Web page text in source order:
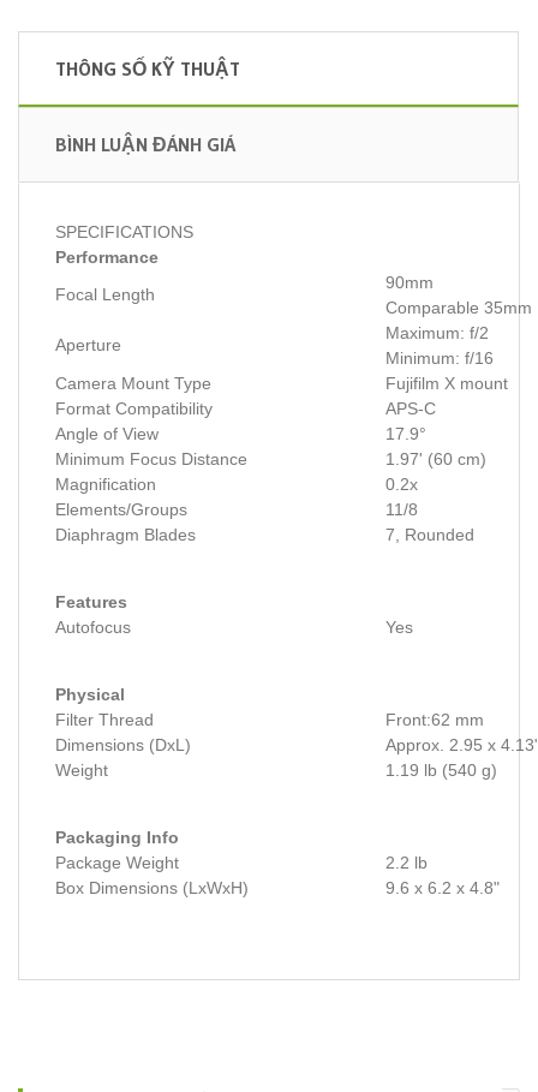
THÔNG SỐ KỸ THUẬT
BÌNH LUẬN ĐÁNH GIÁ
SPECIFICATIONS
Performance
Focal Length
90mm
Comparable
Aperture
Maximum: f/2
Minimum: f/16
Camera Mount Type
Fujifilm X mount
Format Compatibility
APS-C
Angle of View
17.9°
Minimum Focus Distance
1.97' (60 cm)
Magnification
0.2x
Elements/Groups
11/8
Diaphragm Blades
7, Rounded
Features
Autofocus
Yes
Physical
Filter Thread
Front:62 mm
Dimensions (DxL)
Approx. 2.95 x
Weight
1.19 lb (540 g)
Packaging Info
Package Weight
2.2 lb
Box Dimensions (LxWxH)
9.6 x 6.2 x 4.8"